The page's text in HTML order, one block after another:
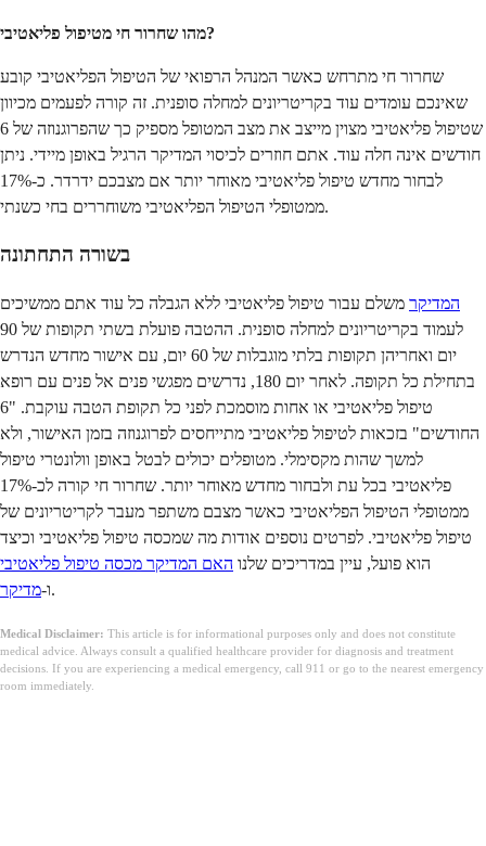
מהו שחרור חי מטיפול פליאטיבי?
שחרור חי מתרחש כאשר המנהל הרפואי של הטיפול הפליאטיבי קובע
שאינכם עומדים עוד בקריטריונים למחלה סופנית. זה קורה לפעמים מכיוון
שטיפול פליאטיבי מצוין מייצב את מצב המטופל מספיק כך שהפרוגנוזה של 6
חודשים אינה חלה עוד. אתם חוזרים לכיסוי המדיקר הרגיל באופן מיידי. ניתן
לבחור מחדש טיפול פליאטיבי מאוחר יותר אם מצבכם ידרדר. כ-17%
ממטופלי הטיפול הפליאטיבי משוחררים בחי כשנתי.
בשורה התחתונה
המדיקר משלם עבור טיפול פליאטיבי ללא הגבלה כל עוד אתם ממשיכים
לעמוד בקריטריונים למחלה סופנית. ההטבה פועלת בשתי תקופות של 90
יום ואחריהן תקופות בלתי מוגבלות של 60 יום, עם אישור מחדש הנדרש
בתחילת כל תקופה. לאחר יום 180, נדרשים מפגשי פנים אל פנים עם רופא
טיפול פליאטיבי או אחות מוסמכת לפני כל תקופת הטבה עוקבת. "6
החודשים" בזכאות לטיפול פליאטיבי מתייחסים לפרוגנוזה בזמן האישור, ולא
למשך שהות מקסימלי. מטופלים יכולים לבטל באופן וולונטרי טיפול
פליאטיבי בכל עת ולבחור מחדש מאוחר יותר. שחרור חי קורה לכ-17%
ממטופלי הטיפול הפליאטיבי כאשר מצבם משתפר מעבר לקריטריונים של
טיפול פליאטיבי. לפרטים נוספים אודות מה שמכסה טיפול פליאטיבי וכיצד
הוא פועל, עיין במדריכים שלנו האם המדיקר מכסה טיפול פליאטיבי
ו-מדיקר .
Medical Disclaimer: This article is for informational purposes only and does not constitute
medical advice. Always consult a qualified healthcare provider for diagnosis and treatment
decisions. If you are experiencing a medical emergency, call 911 or go to the nearest emergency
room immediately.